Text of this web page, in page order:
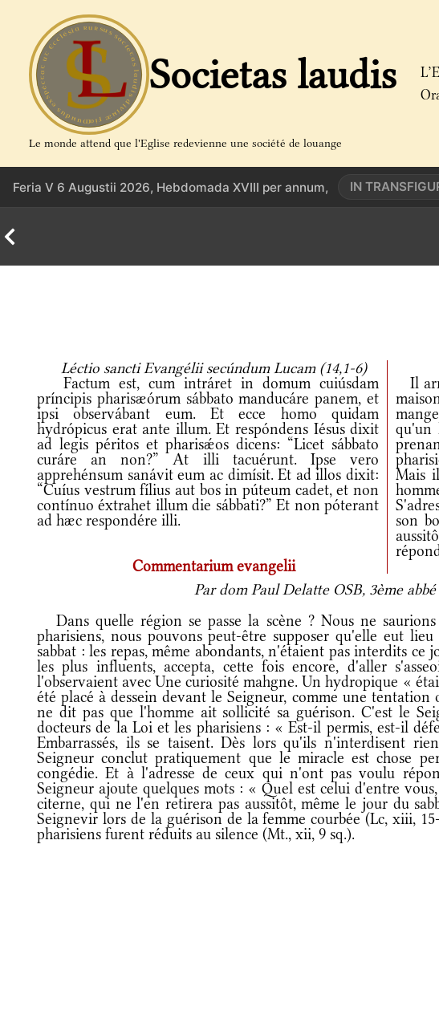
contenu
Societas laudis
Le monde attend que l'Eglise redevienne une société de louange
Feria V 6 Augustii 2026, Hebdomada XVIII per annum, IN
Léctio sancti Evangélii secúndum Lucam (14,1-6)
Factum est, cum intráret in domum cuiúsdam
príncipis pharisæórum sábbato manducáre panem, et
ipsi observábant eum. Et ecce homo quidam
hydrópicus erat ante illum. Et respóndens Iésus dixit
ad legis péritos et pharisǽos dicens: “Licet sábbato
curáre an non?” At illi tacuérunt. Ipse vero
apprehénsum sanávit eum ac dimísit. Et ad illos dixit:
“Cuíus vestrum fílius aut bos in púteum cadet, et non
contínuo éxtrahet illum die sábbati?” Et non póterant
ad hæc respondére illi.
Il
qu'un
Mais
son
Commentarium evangelii
Par dom Paul Delatte OSB, 3ème abbé
Dans quelle région se passe la scène ? Nous ne
pharisiens, nous pouvons peut-être supposer qu'elle eut
sabbat : les repas, même abondants, n'étaient pas interdits
les plus influents, accepta, cette fois encore, d'aller
l'observaient avec Une curiosité mahgne. Un hydropique «
été placé à dessein devant le Seigneur, comme une
ne dit pas que l'homme ait sollicité sa guérison. C'est le
docteurs de la Loi et les pharisiens : « Est-il permis, est-il
Embarrassés, ils se taisent. Dès lors qu'ils n'interdisent
Seigneur conclut pratiquement que le miracle est chose
congédie. Et à l'adresse de ceux qui n'ont pas voulu
Seigneur ajoute quelques mots : « Quel est celui d'entre
citerne, qui ne l'en retirera pas aussitôt, même le jour du
Seignevir lors de la guérison de la femme courbée (Lc, xiii,
pharisiens furent réduits au silence (Mt., xii, 9 sq.).